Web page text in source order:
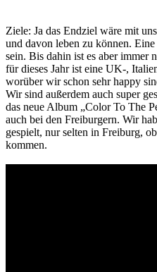
Ziele: Ja das Endziel wäre mit
und davon leben zu können.
sein. Bis dahin ist es aber immer
für dieses Jahr ist eine UK-,
worüber wir schon sehr happy
Wir sind außerdem auch super
das neue Album „Color To The
auch bei den Freiburgern. Wir
gespielt, nur selten in Freiburg,
kommen.